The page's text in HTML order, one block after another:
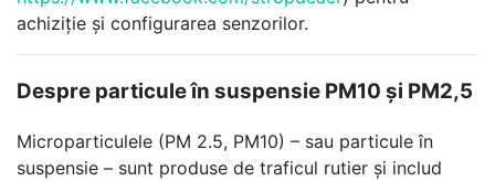
achiziție și configurarea senzorilor.
Despre particule în suspensie PM10 și PM2,5
Microparticulele (PM 2.5, PM10) – sau particule în
suspensie – sunt produse de traficul rutier și includ